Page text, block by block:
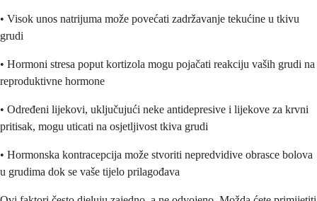
• Visok unos natrijuma može povećati zadržavanje tekućine u tkivu
grudi
• Hormoni stresa poput kortizola mogu pojačati reakciju vaših grudi na
reproduktivne hormone
• Određeni lijekovi, uključujući neke antidepresive i lijekove za krvni
pritisak, mogu uticati na osjetljivost tkiva grudi
• Hormonska kontracepcija može stvoriti nepredvidive obrasce bolova
u grudima dok se vaše tijelo prilagođava